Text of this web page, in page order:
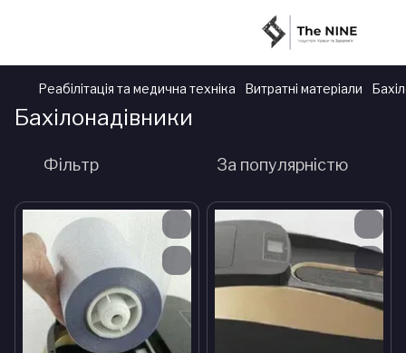
Реабілітація та медична техніка Витратні матеріали
Бахілонадівники
Фільтр За популярністю